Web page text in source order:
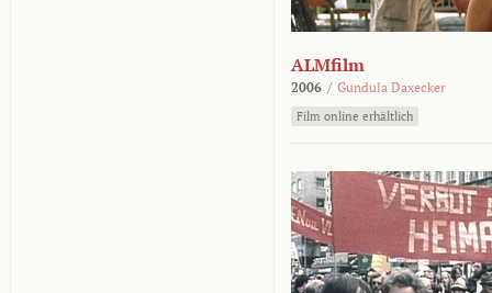
ALMfilm
2006 / Gundula Daxecker
Film online erhältlich